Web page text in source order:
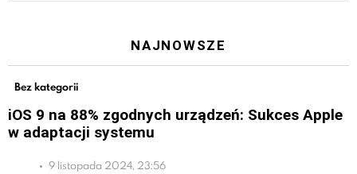
NAJNOWSZE
Bez kategorii
iOS 9 na 88% zgodnych urządzeń: Sukces Apple
w adaptacji systemu
9 listopada 2024, 23:56